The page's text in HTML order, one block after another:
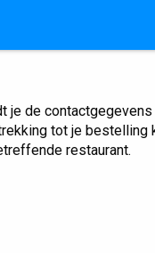
je de contactgegevens
tot je bestelling
restaurant.